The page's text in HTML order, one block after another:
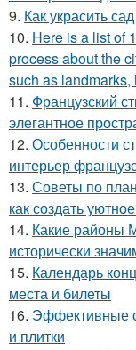
9. Как украсить
10. Here is a list of
process about the
such as landmarks,
11. Французский
элегантное
12. Особенности
интерьер
13. Советы по
как создать
14. Какие районы
исторически
15. Календарь
места и билеты
16. Эффективные
и плитки